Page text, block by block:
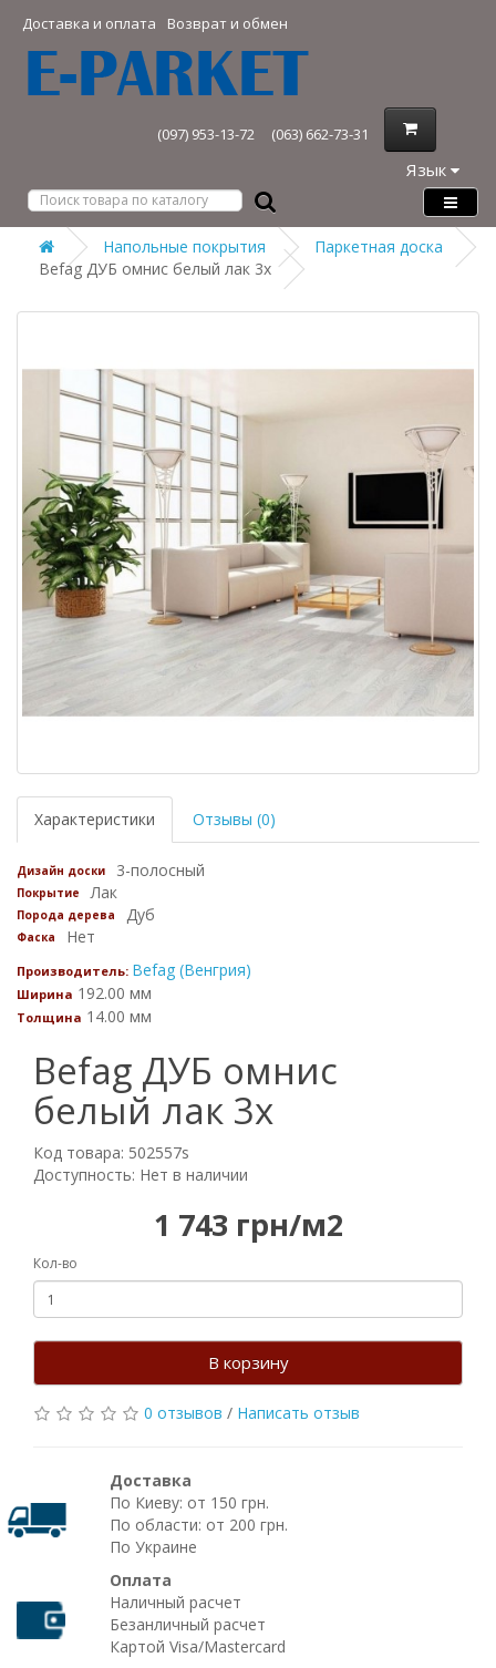
Доставка и оплата Возврат и обмен
(097) 953-13-72 (063) 662-73-31
Язык
Напольные покрытия
Паркетная доска
Befag ДУБ омнис белый лак 3х
Характеристики Отзывы (0)
Дизайн доски 3-полосный
Покрытие Лак
Порода дерева Дуб
Фаска Нет
Производитель: Befag (Венгрия)
Ширина 192.00 мм
Толщина 14.00 мм
Befag ДУБ омнис
белый лак 3х
Код товара: 502557s
Доступность: Нет в наличии
1 743 грн/м2
Кол-во
В корзину
0 отзывов / Написать отзыв
Доставка
По Киеву: от 150 грн.
По области: от 200 грн.
По Украине
Оплата
Наличный расчет
Безанличный расчет
Картой Visa/Mastercard